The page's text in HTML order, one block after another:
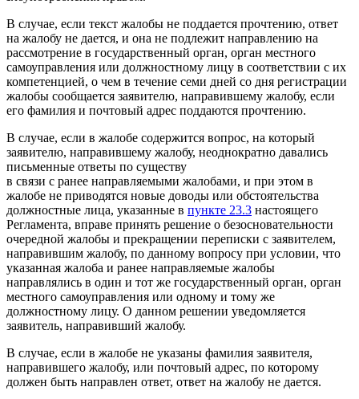
В случае, если текст жалобы не поддается прочтению, ответ
на жалобу не дается, и она не подлежит направлению на
рассмотрение в государственный орган, орган местного
самоуправления или должностному лицу в соответствии с их
компетенцией, о чем в течение семи дней со дня регистрации
жалобы сообщается заявителю, направившему жалобу, если
его фамилия и почтовый адрес поддаются прочтению.
В случае, если в жалобе содержится вопрос, на который
заявителю, направившему жалобу, неоднократно давались
письменные ответы по существу
в связи с ранее направляемыми жалобами, и при этом в
жалобе не приводятся новые доводы или обстоятельства
должностные лица, указанные в пункте 23.3 настоящего
Регламента, вправе принять решение о безосновательности
очередной жалобы и прекращении переписки с заявителем,
направившим жалобу, по данному вопросу при условии, что
указанная жалоба и ранее направляемые жалобы
направлялись в один и тот же государственный орган, орган
местного самоуправления или одному и тому же
должностному лицу. О данном решении уведомляется
заявитель, направивший жалобу.
В случае, если в жалобе не указаны фамилия заявителя,
направившего жалобу, или почтовый адрес, по которому
должен быть направлен ответ, ответ на жалобу не дается.